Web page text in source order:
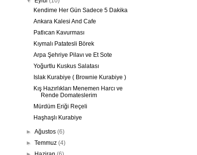
Kendime Her Gün Sadece 5 Dakika
Ankara Kalesi And Cafe
Patlıcan Kavurması
Kıymalı Patatesli Börek
Arpa Şehriye Pilavı ve Et Sote
Yoğurtlu Kuskus Salatası
Islak Kurabiye ( Brownie Kurabiye )
Kış Hazırlıkları Menemen Harcı ve
Rende Domateslerim
Mürdüm Eriği Reçeli
Haşhaşlı Kurabiye
►Ağustos(6)
►Temmuz(4)